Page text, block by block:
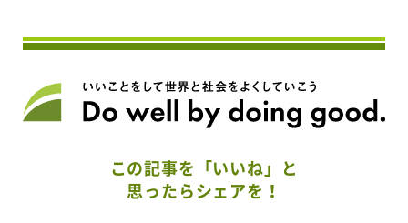
この記事を「いいね」と
思ったらシェアを！